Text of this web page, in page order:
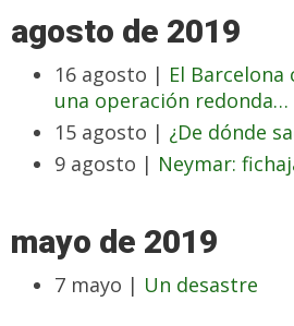
agosto de 2019
16 agosto | El Barcelona
una operación redonda…
15 agosto | ¿De dónde
9 agosto | Neymar:
mayo de 2019
7 mayo | Un desastre